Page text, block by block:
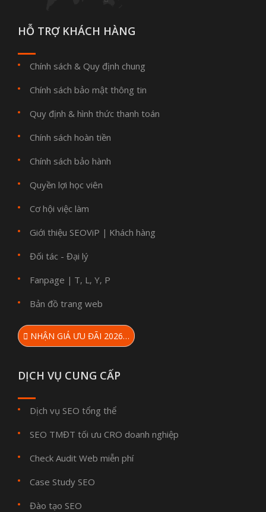
HỖ TRỢ KHÁCH HÀNG
Chính sách & Quy định chung
Chính sách bảo mật thông tin
Quy định & hình thức thanh toán
Chính sách hoàn tiền
Chính sách bảo hành
Quyền lợi học viên
Cơ hội việc làm
Giới thiệu SEOViP | Khách hàng
Đối tác - Đại lý
Fanpage | T, L , Y, P
Bản đồ trang web
NHẬN GIÁ ƯU ĐÃI 2026…
DỊCH VỤ CUNG CẤP
Dịch vụ SEO tổng thể
SEO TMĐT tối ưu CRO doanh nghiệp
Check Audit Web miễn phí
Case Study SEO
Đào tạo SEO